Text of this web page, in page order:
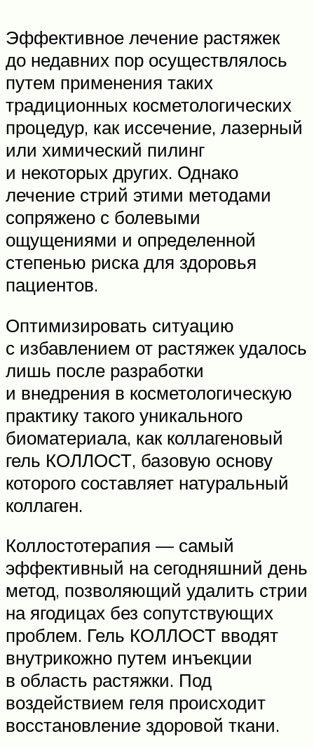
Эффективное лечение растяжек
до недавних пор осуществлялось
путем применения таких
традиционных косметологических
процедур, как иссечение, лазерный
или химический пилинг
и некоторых других. Однако
лечение стрий этими методами
сопряжено с болевыми
ощущениями и определенной
степенью риска для здоровья
пациентов.
Оптимизировать ситуацию
с избавлением от растяжек удалось
лишь после разработки
и внедрения в косметологическую
практику такого уникального
биоматериала, как коллагеновый
гель КОЛЛОСТ, базовую основу
которого составляет натуральный
коллаген.
Коллостотерапия — самый
эффективный на сегодняшний день
метод, позволяющий удалить стрии
на ягодицах без сопутствующих
проблем. Гель КОЛЛОСТ вводят
внутрикожно путем инъекции
в область растяжки. Под
воздействием геля происходит
восстановление здоровой ткани.